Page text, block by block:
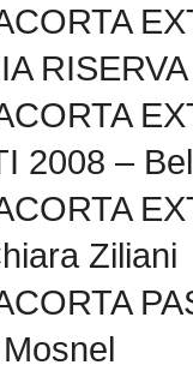
2008 –
Ziliani